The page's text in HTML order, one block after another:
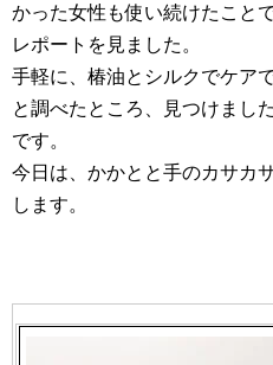
かった女性も使い続けたこと
レポートを見ました。
手軽に、椿油とシルクでケア
と調べたところ、見つけまし
です。
今日は、かかとと手のカサカ
します。